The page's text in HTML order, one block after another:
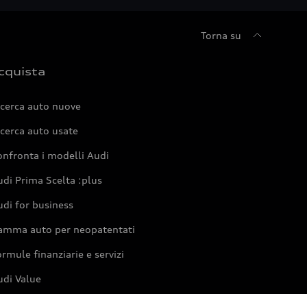
Torna su
auto nuove
auto usate
i modelli Audi
Prima Scelta :plus
for business
auto per neopatentati
finanziarie e servizi
Value